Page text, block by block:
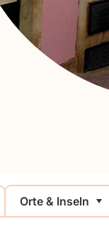
Orte & Inseln